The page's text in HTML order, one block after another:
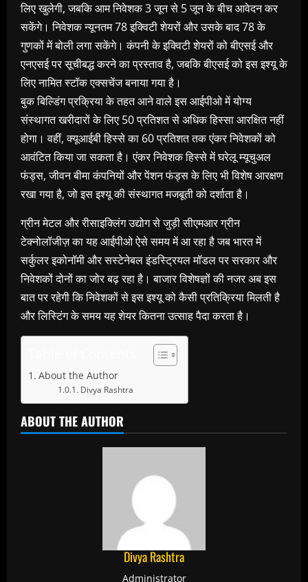
लिए खुलेगी, जबकि आम निवेशक 3 जून से 5 जून के बीच आवेदन कर
सकेंगे। निवेशक न्यूनतम 78 इक्विटी शेयरों और उसके बाद 78 के
गुणकों में बोली लगा सकेंगे। कंपनी के इक्विटी शेयरों को बीएसई और
एनएसई पर सूचीबद्ध करने का प्रस्ताव है, जबकि बीएसई को इस इश्यू के
लिए नामित स्टॉक एक्सचेंज बनाया गया है।
बुक बिल्डिंग प्रक्रिया के तहत आने वाले इस आईपीओ में योग्य
संस्थागत खरीदारों के लिए 50 प्रतिशत से अधिक हिस्सा आरक्षित नहीं
होगा। वहीं, क्यूआईबी हिस्से का 60 प्रतिशत तक एंकर निवेशकों को
आवंटित किया जा सकता है। एंकर निवेशक हिस्से में घरेलू म्यूचुअल
फंड्स, जीवन बीमा कंपनियों और पेंशन फंड्स के लिए भी विशेष आरक्षण
रखा गया है, जो इस इश्यू की संस्थागत मजबूती को दर्शाता है।
ग्रीन मेटल और रीसाइक्लिंग उद्योग से जुड़ी सीएमआर ग्रीन
टेक्नोलॉजीज़ का यह आईपीओ ऐसे समय में आ रहा है जब भारत में
सर्कुलर इकोनॉमी और सस्टेनेबल इंडस्ट्रियल मॉडल पर सरकार और
निवेशकों दोनों का जोर बढ़ रहा है। बाजार विशेषज्ञों की नजर अब इस
बात पर रहेगी कि निवेशकों से इस इश्यू को कैसी प्रतिक्रिया मिलती है
और लिस्टिंग के समय यह शेयर कितना उत्साह पैदा करता है।
About the Author
Divya Rashtra
ABOUT THE AUTHOR
Divya Rashtra
Administrator